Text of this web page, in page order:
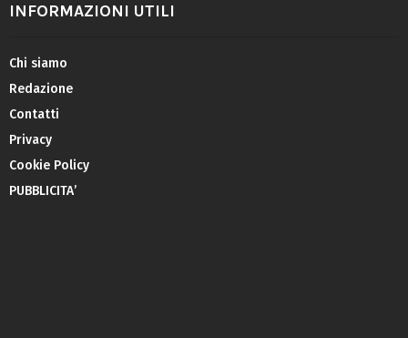
INFORMAZIONI UTILI
Chi siamo
Redazione
Contatti
Privacy
Cookie Policy
PUBBLICITA’